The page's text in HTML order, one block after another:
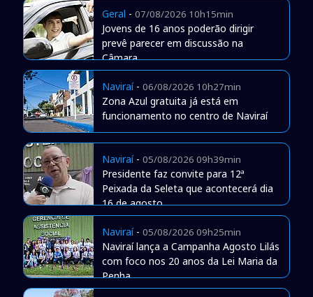
Geral - 07/08/2026 10h15min
Jovens de 16 anos poderão dirigir
prevê parecer em discussão na
Câmara
Naviraí- 06/08/2026 10h27min
Zona Azul gratuita já está em
funcionamento no centro de Naviraí
Naviraí- 05/08/2026 09h39min
Presidente faz convite para 12ª
Peixada da Seleta que acontecerá dia
16 de agosto
Naviraí- 05/08/2026 09h25min
Naviraí lança a Campanha Agosto Lilás
com foco nos 20 anos da Lei Maria da
Penha